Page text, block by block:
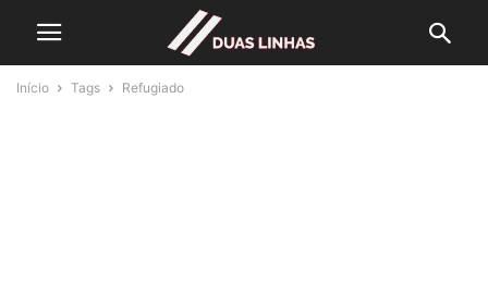
Início Tags Refugiado